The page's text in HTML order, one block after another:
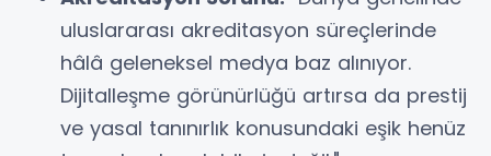
uluslararası akreditasyon süreçlerinde
hâlâ geleneksel medya baz alınıyor.
Dijitalleşme görünürlüğü artırsa da prestij
ve yasal tanınırlık konusundaki eşik henüz